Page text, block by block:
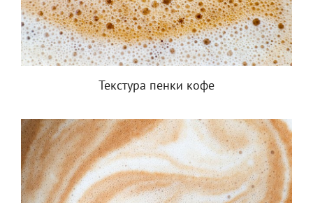
Текстура пенки кофе